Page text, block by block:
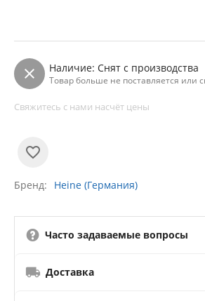
Наличие: Снят с производства
Товар больше не поставляется или
Свяжитесь с нами насчёт цены
Бренд Heine (Германия)
Часто задаваемые вопросы
Доставка